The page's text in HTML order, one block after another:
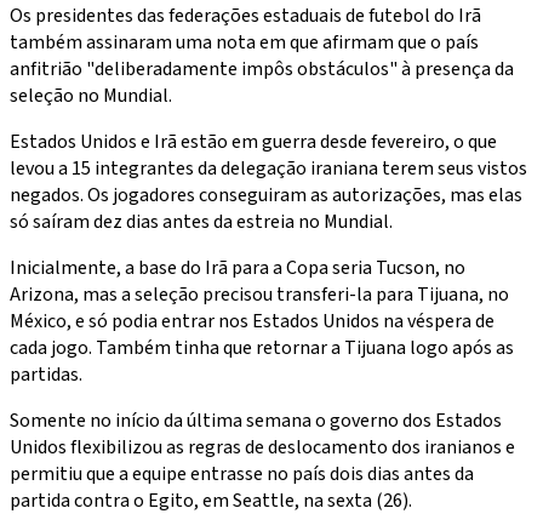
Os presidentes das federações estaduais de futebol do Irã
também assinaram uma nota em que afirmam que o país
anfitrião "deliberadamente impôs obstáculos" à presença da
seleção no Mundial.
Estados Unidos e Irã estão em guerra desde fevereiro, o que
levou a 15 integrantes da delegação iraniana terem seus vistos
negados. Os jogadores conseguiram as autorizações, mas elas
só saíram dez dias antes da estreia no Mundial.
Inicialmente, a base do Irã para a Copa seria Tucson, no
Arizona, mas a seleção precisou transferi-la para Tijuana, no
México, e só podia entrar nos Estados Unidos na véspera de
cada jogo. Também tinha que retornar a Tijuana logo após as
partidas.
Somente no início da última semana o governo dos Estados
Unidos flexibilizou as regras de deslocamento dos iranianos e
permitiu que a equipe entrasse no país dois dias antes da
partida contra o Egito, em Seattle, na sexta (26).